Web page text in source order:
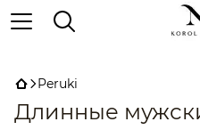
Peruki
Длинные